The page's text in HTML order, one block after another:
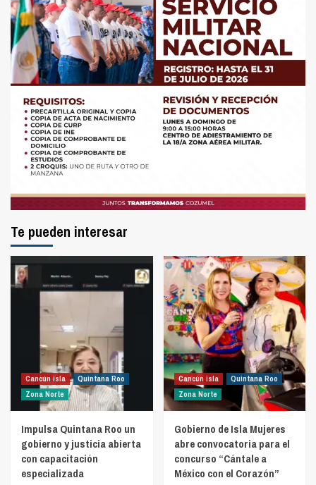
Te pueden interesar
Cancún isla
Quintana Roo
Zona Norte
Impulsa Quintana Roo un
gobierno y justicia abierta
con capacitación
especializada
Cancún isla
Quintana Roo
Zona Norte
Gobierno de Isla Mujeres
abre convocatoria para el
concurso “Cántale a
México con el Corazón”